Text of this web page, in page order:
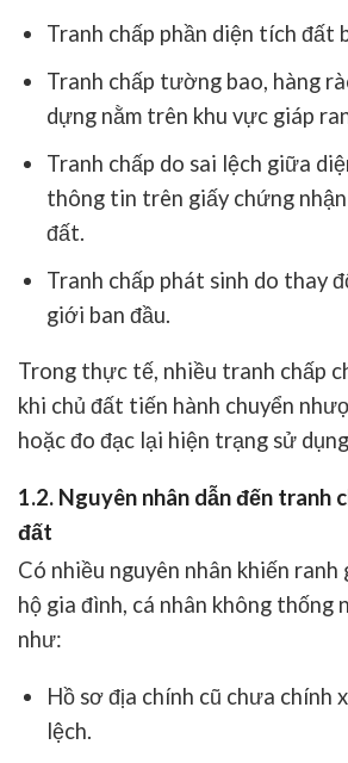
Tranh chấp phần diện tích đất
Tranh chấp tường bao, hàng
dựng nằm trên khu vực giáp
Tranh chấp do sai lệch giữa
thông tin trên giấy chứng
đất.
Tranh chấp phát sinh do thay
giới ban đầu.
Trong thực tế, nhiều tranh chấp
khi chủ đất tiến hành chuyển
hoặc đo đạc lại hiện trạng sử
1.2. Nguyên nhân dẫn đến tranh
đất
Có nhiều nguyên nhân khiến
hộ gia đình, cá nhân không thống
như:
Hồ sơ địa chính cũ chưa chính
lệch.